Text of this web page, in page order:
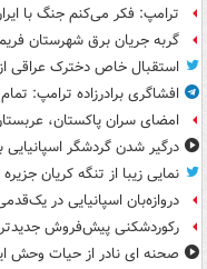
ترامپ: فکر می‌کنم جنگ با
گربه جریان برق شهرستان
استقبال خاص دخترک عراقی
افشاگری برادرزاده ترامپ:
امضای سران پاکستان،
درگیر شدن گردشگر
نمایی زیبا از تنگه کریان
دروازه‌بان اسپانیایی در
رکوردشکنی پیش‌فروش
صحنه ای نادر از حیات وحش